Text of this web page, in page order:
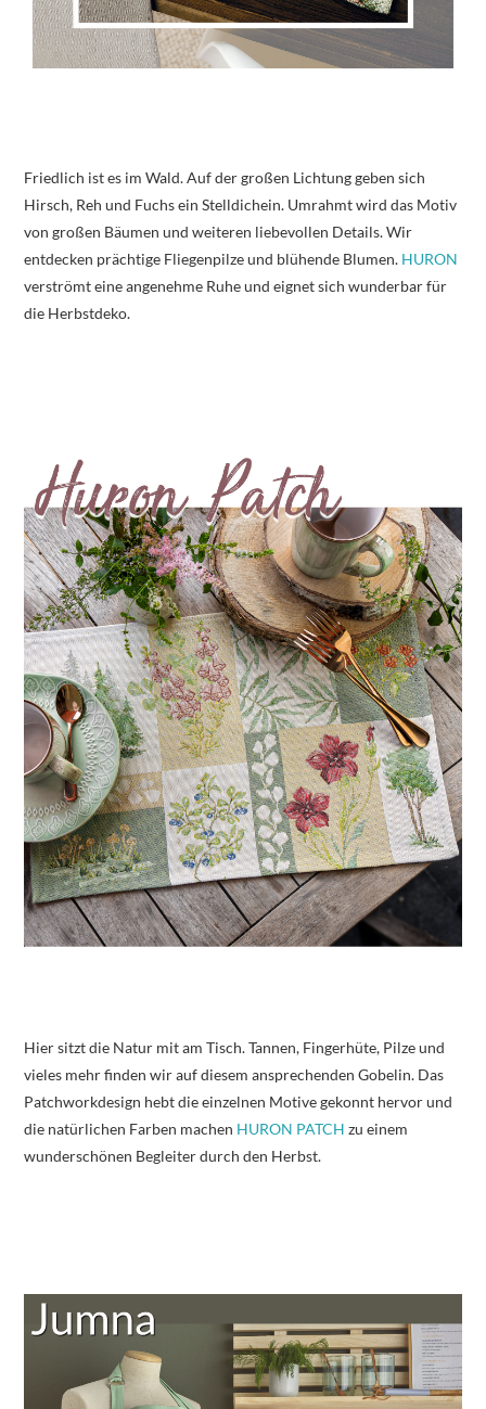
Friedlich ist es im Wald. Auf der großen Lichtung geben sich
Hirsch, Reh und Fuchs ein Stelldichein. Umrahmt wird das Motiv
von großen Bäumen und weiteren liebevollen Details. Wir
entdecken prächtige Fliegenpilze und blühende Blumen. HURON
verströmt eine angenehme Ruhe und eignet sich wunderbar für
die Herbstdeko.
Hier sitzt die Natur mit am Tisch. Tannen, Fingerhüte, Pilze und
vieles mehr finden wir auf diesem ansprechenden Gobelin. Das
Patchworkdesign hebt die einzelnen Motive gekonnt hervor und
die natürlichen Farben machen HURON PATCH zu einem
wunderschönen Begleiter durch den Herbst.